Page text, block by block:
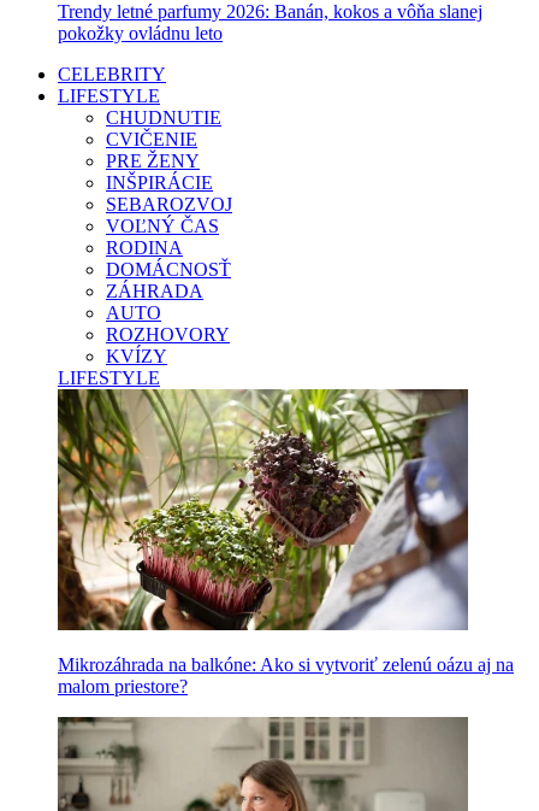
Trendy letné parfumy 2026: Banán, kokos a vôňa slanej
pokožky ovládnu leto
CELEBRITY
LIFESTYLE
CHUDNUTIE
CVIČENIE
PRE ŽENY
INŠPIRÁCIE
SEBAROZVOJ
VOĽNÝ ČAS
RODINA
DOMÁCNOSŤ
ZÁHRADA
AUTO
ROZHOVORY
KVÍZY
LIFESTYLE
Mikrozáhrada na balkóne: Ako si vytvoriť zelenú oázu aj na
malom priestore?